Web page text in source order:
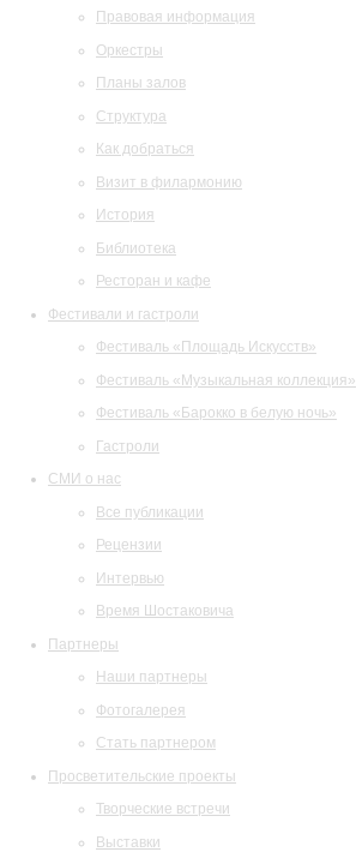
Правовая информация
Оркестры
Планы залов
Структура
Как добраться
Визит в филармонию
История
Библиотека
Ресторан и кафе
Фестивали и гастроли
Фестиваль «Площадь Искусств»
Фестиваль «Музыкальная коллекция»
Фестиваль «Барокко в белую ночь»
Гастроли
СМИ о нас
Все публикации
Рецензии
Интервью
Время Шостаковича
Партнеры
Наши партнеры
Фотогалерея
Стать партнером
Просветительские проекты
Творческие встречи
Выставки